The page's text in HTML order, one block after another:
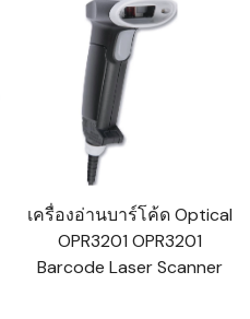
เครื่องอ่านบาร์โค้ด Optical
OPR3201 OPR3201
Barcode Laser Scanner